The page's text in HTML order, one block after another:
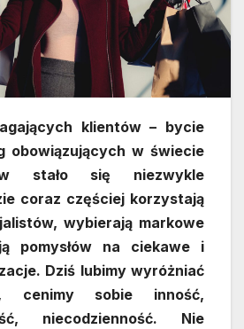
klientów – bycie
obowiązujących w świecie
stało się niezwykle
coraz częściej korzystają
wybierają markowe
pomysłów na ciekawe i
Dziś lubimy wyróżniać
cenimy sobie inność,
niecodzienność. Nie